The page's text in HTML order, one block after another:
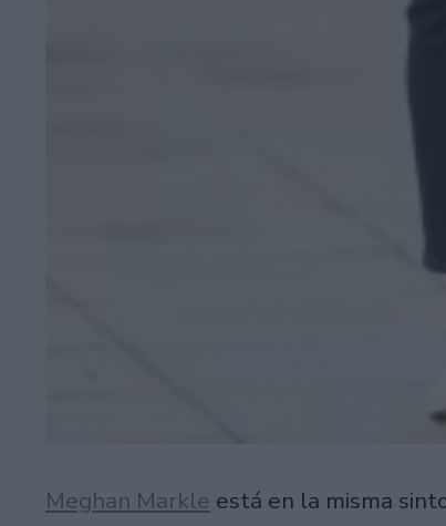
Meghan Markle está en la misma